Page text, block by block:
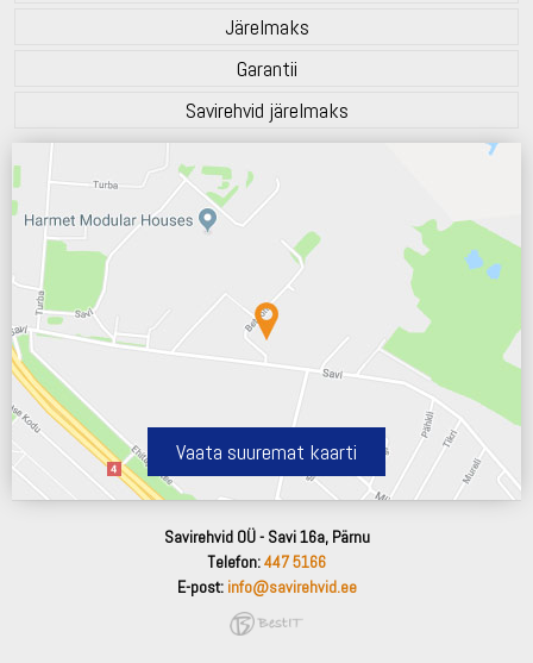
Järelmaks
Garantii
Savirehvid järelmaks
Vaata suuremat kaarti
Savirehvid OÜ - Savi 16a, Pärnu
Telefon:447 5166
E-post: info@savirehvid.ee